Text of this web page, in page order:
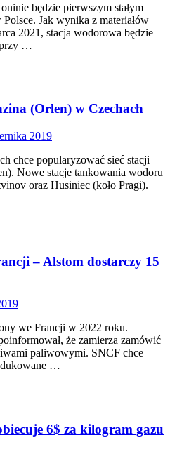
będzie pierwszym stałym
Jak wynika z materiałów
2021, stacja wodorowa będzie
przy …
(Orlen) w Czechach
2019
chce popularyzować sieć stacji
Nowe stacje tankowania wodoru
oraz Husiniec (koło Pragi).
– Alstom dostarczy 15
we Francji w 2022 roku.
że zamierza zamówić
paliwowymi. SNCF chce
…
6$ za kilogram gazu